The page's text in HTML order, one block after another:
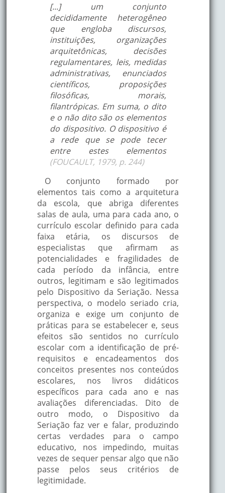
[...] um conjunto
decididamente heterogêneo
que engloba discursos,
instituições, organizações
arquitetônicas, decisões
regulamentares, leis, medidas
administrativas, enunciados
científicos, proposições
filosóficas, morais,
filantrópicas. Em suma, o dito
e o não dito são os elementos
do dispositivo. O dispositivo é
a rede que se pode tecer
entre estes elementos
(FOUCAULT, 1979, p. 244)
O conjunto formado por
elementos tais como a arquitetura
da escola, que abriga diferentes
salas de aula, uma para cada ano, o
currículo escolar definido para cada
faixa etária, os discursos de
especialistas que afirmam as
potencialidades e fragilidades de
cada período da infância, entre
outros, legitimam e são legitimados
pelo Dispositivo da Seriação. Nessa
perspectiva, o modelo seriado cria,
organiza e exige um conjunto de
práticas para se estabelecer e, seus
efeitos são sentidos no currículo
escolar com a identificação de pré-
requisitos e encadeamentos dos
conceitos presentes nos conteúdos
escolares, nos livros didáticos
específicos para cada ano e nas
avaliações diferenciadas. Dito de
outro modo, o Dispositivo da
Seriação faz ver e falar, produzindo
certas verdades para o campo
educativo, nos impedindo, muitas
vezes de sequer pensar algo que não
passe pelos seus critérios de
legitimidade.